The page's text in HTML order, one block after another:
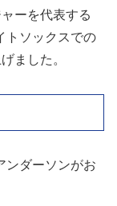
ーを代表する
トソックスでの
ました。
ダーソンがお